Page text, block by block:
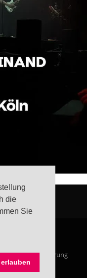
die
Sie
Datenschutzerklärung